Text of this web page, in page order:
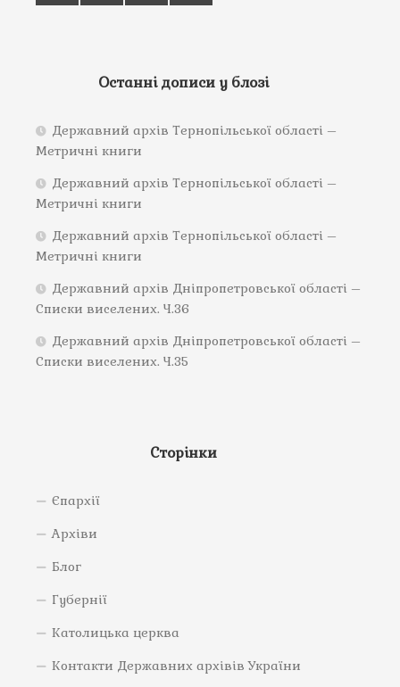
Останні дописи у блозі
Державний архів Тернопільської області –
Метричні книги
Державний архів Тернопільської області –
Метричні книги
Державний архів Тернопільської області –
Метричні книги
Державний архів Дніпропетровської області –
Списки виселених. Ч.36
Державний архів Дніпропетровської області –
Списки виселених. Ч.35
Сторінки
Єпархії
Архіви
Блог
Губернії
Католицька церква
Контакти Державних архівів України